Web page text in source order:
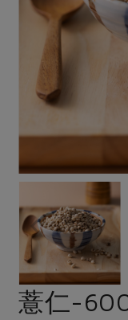
肉品・水產
水畜加工品
調理食材・點心
休閒零嘴
居家好物
美妝保養
家庭清潔
蛋料理
料理方式
烘焙．點心
漬物
涼拌沙拉
飲品
主題食譜
當季產品
傳到心坎裡，誠心又
合作25-精選產品第四
更多當季產品
主婦聯盟X樂齡網特
30%rPET紅烏龍茶
2024農業發展計畫年
更多議題活動
樂齡生活
關注議題
廢核運動
減添加物
公益金
更多議題
生活者e週報
員工與求才
自主把關
檢驗報告
硝酸鹽檢驗
社員權益
合作社法規
社務專區
選舉專區
薏仁-